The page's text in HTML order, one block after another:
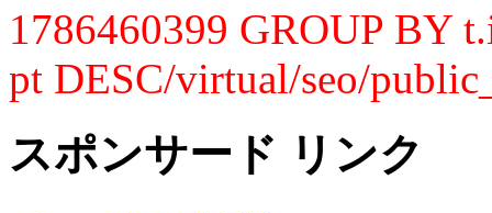
1786460399 GROUP BY
pt DESC/virtual/seo/
スポンサード リンク